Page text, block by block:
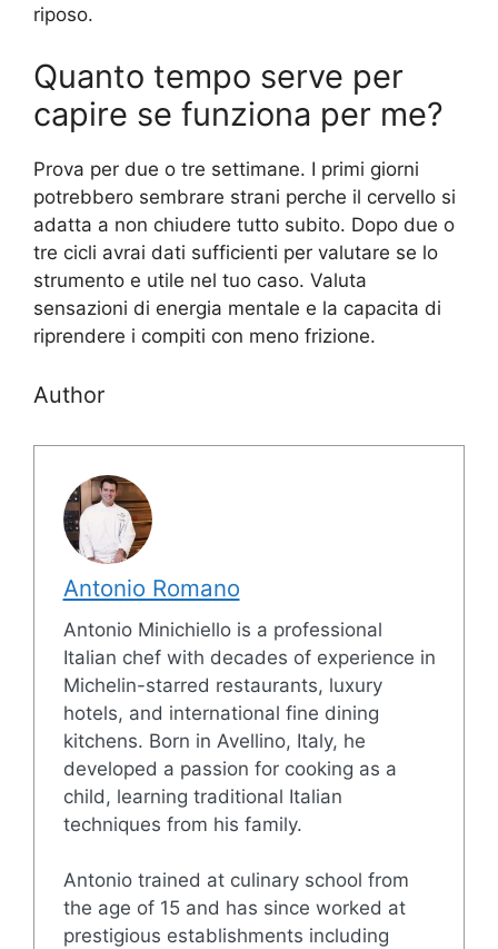
riposo.
Quanto tempo serve per
capire se funziona per me?
Prova per due o tre settimane. I primi giorni
potrebbero sembrare strani perche il cervello si
adatta a non chiudere tutto subito. Dopo due o
tre cicli avrai dati sufficienti per valutare se lo
strumento e utile nel tuo caso. Valuta
sensazioni di energia mentale e la capacita di
riprendere i compiti con meno frizione.
Author
Antonio Romano
Antonio Minichiello is a professional
Italian chef with decades of experience in
Michelin-starred restaurants, luxury
hotels, and international fine dining
kitchens. Born in Avellino, Italy, he
developed a passion for cooking as a
child, learning traditional Italian
techniques from his family.
Antonio trained at culinary school from
the age of 15 and has since worked at
prestigious establishments including